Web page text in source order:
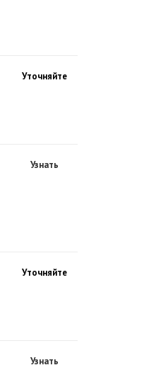
Уточняйте
Узнать
Уточняйте
Узнать